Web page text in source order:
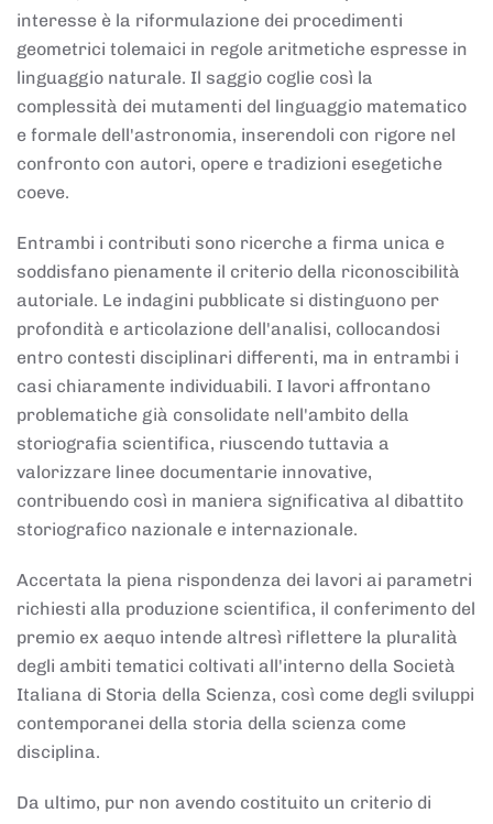
interesse è la riformulazione dei procedimenti
geometrici tolemaici in regole aritmetiche espresse in
linguaggio naturale. Il saggio coglie così la
complessità dei mutamenti del linguaggio matematico
e formale dell'astronomia, inserendoli con rigore nel
confronto con autori, opere e tradizioni esegetiche
coeve.
Entrambi i contributi sono ricerche a firma unica e
soddisfano pienamente il criterio della riconoscibilità
autoriale. Le indagini pubblicate si distinguono per
profondità e articolazione dell'analisi, collocandosi
entro contesti disciplinari differenti, ma in entrambi i
casi chiaramente individuabili. I lavori affrontano
problematiche già consolidate nell'ambito della
storiografia scientifica, riuscendo tuttavia a
valorizzare linee documentarie innovative,
contribuendo così in maniera significativa al dibattito
storiografico nazionale e internazionale.
Accertata la piena rispondenza dei lavori ai parametri
richiesti alla produzione scientifica, il conferimento del
premio ex aequo intende altresì riflettere la pluralità
degli ambiti tematici coltivati all'interno della Società
Italiana di Storia della Scienza, così come degli sviluppi
contemporanei della storia della scienza come
disciplina.
Da ultimo, pur non avendo costituito un criterio di